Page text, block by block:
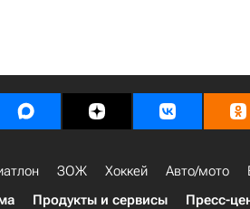
ЗОЖ Хоккей Авто/мото
Продукты и сервисы Пресс-